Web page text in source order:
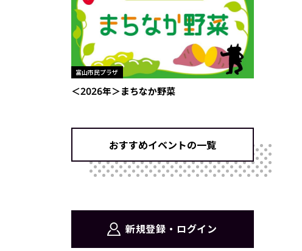
富山市民プラザ
＜2026年＞まちなか野菜
おすすめイベントの一覧
新規登録・ログイン